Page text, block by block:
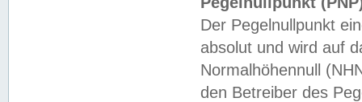
Der Pegelnullpunkt
absolut und wird auf
Normalhöhennull
den Betreiber des